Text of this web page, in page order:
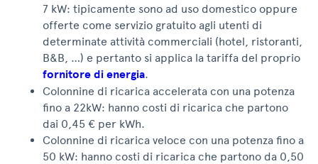
7 kW: tipicamente sono ad uso domestico oppure
offerte come servizio gratuito agli utenti di
determinate attività commerciali (hotel, ristoranti,
B&B, …) e pertanto si applica la tariffa del proprio
fornitore di energia.
Colonnine di ricarica accelerata con una potenza
fino a 22kW: hanno costi di ricarica che partono
dai 0,45 € per kWh.
Colonnine di ricarica veloce con una potenza fino a
50 kW: hanno costi di ricarica che partono da 0,50